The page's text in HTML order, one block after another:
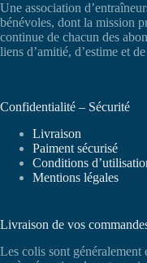
Une association
bénévoles, dont la mission
continue de chacun des
liens d’amitié, d’estime et
Confidentialité – Sécurité
Livraison
Paiment sécurisé
Conditions
Mentions légales
Livraison de vos
Les colis sont généralement